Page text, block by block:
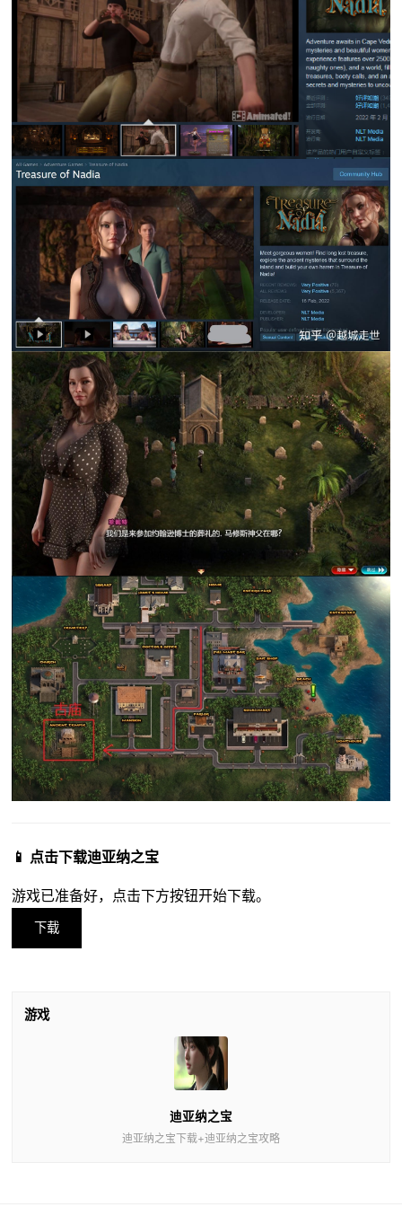
📱 点击下载迪亚纳之宝
游戏已准备好，点击下方按钮开始下载。
下载
游戏
迪亚纳之宝
迪亚纳之宝下载+迪亚纳之宝攻略